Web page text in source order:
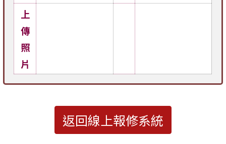
上
傳
照
片
返回線上報修系統